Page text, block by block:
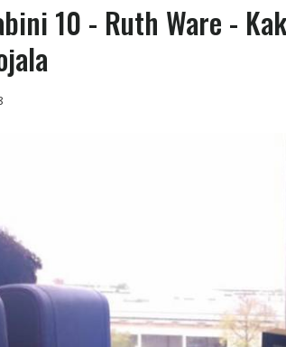
10 - Ruth Ware -